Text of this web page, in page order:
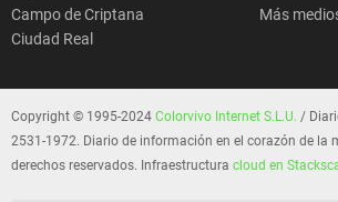
Campo de Criptana
Ciudad Real
Más
Copyright © 1995-2024 Colorvivo Internet S.L.U. /
2531-1972. Diario de información en el corazón de la
derechos reservados. Infraestructura cloud en